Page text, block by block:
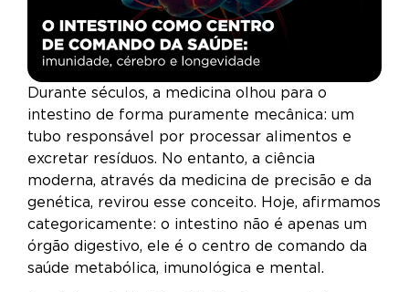
Durante séculos, a medicina olhou para o
intestino de forma puramente mecânica: um
tubo responsável por processar alimentos e
excretar resíduos. No entanto, a ciência
moderna, através da medicina de precisão e da
genética, revirou esse conceito. Hoje, afirmamos
categoricamente: o intestino não é apenas um
órgão digestivo, ele é o centro de comando da
saúde metabólica, imunológica e mental.